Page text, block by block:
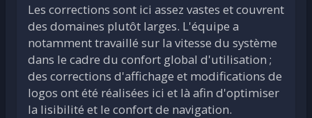
Les corrections sont ici assez vastes et couvrent
des domaines plutôt larges. L'équipe a
notamment travaillé sur la vitesse du système
dans le cadre du confort global d'utilisation ;
des corrections d'affichage et modifications de
logos ont été réalisées ici et là afin d'optimiser
la lisibilité et le confort de navigation.